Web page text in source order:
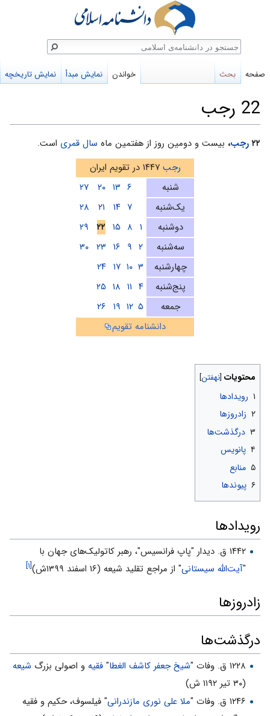
22 رجب
پرش
پرش
۲۲ رجب، بیست و دومین روز از هفتمین ماه سال قمری است.
رجب ۱۴۴۷ در تقویم ایران
شنبه
۶ ۱۳ ۲۰
۲۷
یک‌شنبه
۷ ۱۴ ۲۱
۲۸
دوشنبه
۱ ۸ ۱۵ ۲۲
۲۹
سه‌شنبه
۲ ۹ ۱۶ ۲۳ ۳۰
چهارشنبه
۳ ۱۰ ۱۷ ۲۴
پنج‌شنبه
۴ ۱۱ ۱۸ ۲۵
جمعه
۵ ۱۲ ۱۹ ۲۶
دانشنامه تقویم
محتویات
۱ رویدادها
۲ زادروزها
۳ درگذشت‌ها
۴ پانویس
۵ منابع
۶ پیوندها
رویدادها
۱۴۴۲ ق. دیدار "پاپ فرانسیس"، رهبر کاتولیک‌های جهان با
"آیت‌الله سیستانی" از مراجع تقلید شیعه (۱۶ اسفند ۱۳۹۹ش) [۱]
زادروزها
درگذشت‌ها
۱۲۲۸ ق. وفات " شیخ جعفر کاشف الغطا" فقیهو اصولی بزرگ شیعه
(۳۰ تیر ۱۱۹۲ ش)
۱۲۴۶ ق. وفات "
ملا علی نوری مازندرانی" فیلسوف، حکیم و فقیه
صفحه بحث خواندن نمایش مبدأ نمایش تاریخچه
جستجو